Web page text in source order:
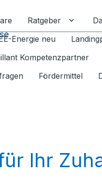
Ratgeber
Energie neu
Kompetenzpartner
Fördermittel
Ihr